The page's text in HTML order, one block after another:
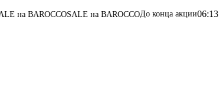
SALE на BAROCCOДо конца акции06:13:10:45